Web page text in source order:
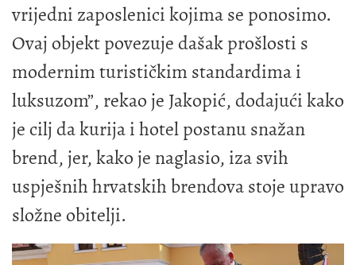
vrijedni zaposlenici kojima se ponosimo.
Ovaj objekt povezuje dašak prošlosti s
modernim turističkim standardima i
luksuzom”, rekao je Jakopić, dodajući kako
je cilj da kurija i hotel postanu snažan
brend, jer, kako je naglasio, iza svih
uspješnih hrvatskih brendova stoje upravo
složne obitelji.